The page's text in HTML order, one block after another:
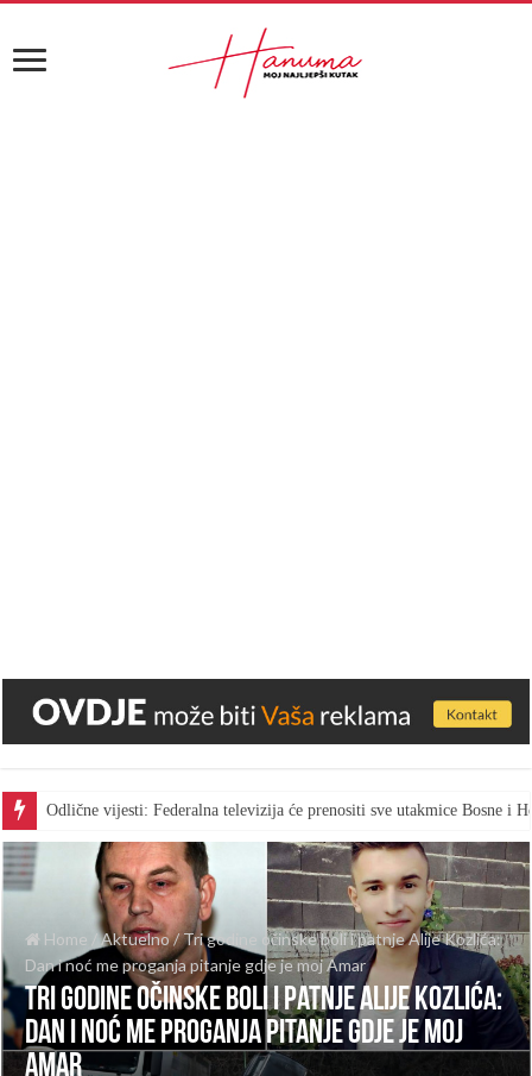
Odlične vijesti: Federalna televizija će prenositi sve utakmice Bosne i
Home /Aktuelno/Tri godine očinske boli i patnje Alije Kozlića:
Dan i noć me proganja pitanje gdje je moj Amar
Tri godine očinske boli i patnje Alije Kozlića:
Dan i noć me proganja pitanje gdje je moj
Amar